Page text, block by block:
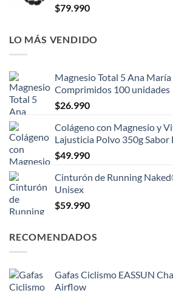
$79.990
LO MÁS VENDIDO
Magnesio Total 5 Ana
Comprimidos 100 unidades
$26.990
Colágeno con Magnesio y
Lajusticia Polvo 350g Sabor
$49.990
Cinturón de Running
Unisex
$59.990
RECOMENDADOS
Gafas Ciclismo EASSUN
Airflow